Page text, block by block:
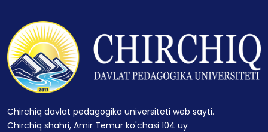
Chirchiq davlat pedagogika universiteti web sayti.
Chirchiq shahri, Amir Temur ko'chasi 104 uy